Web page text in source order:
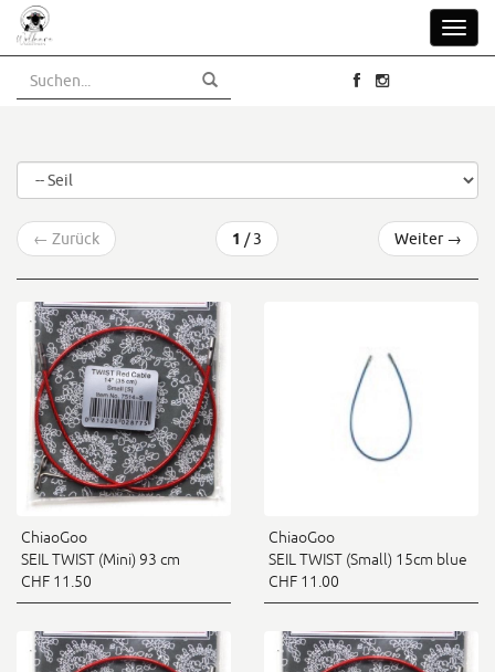
Skip
main
content
← Zurück 1 / 3 Weiter→
ChiaoGoo
SEIL TWIST (Mini) 93 cm
CHF 11.50
ChiaoGoo
SEIL TWIST (Small) 15cm blue
CHF 11.00